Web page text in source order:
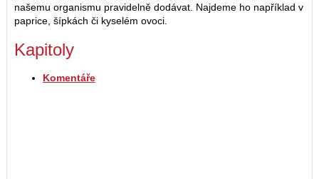
našemu organismu pravidelně dodávat. Najdeme ho například v
paprice, šípkách či kyselém ovoci.
Kapitoly
Komentáře